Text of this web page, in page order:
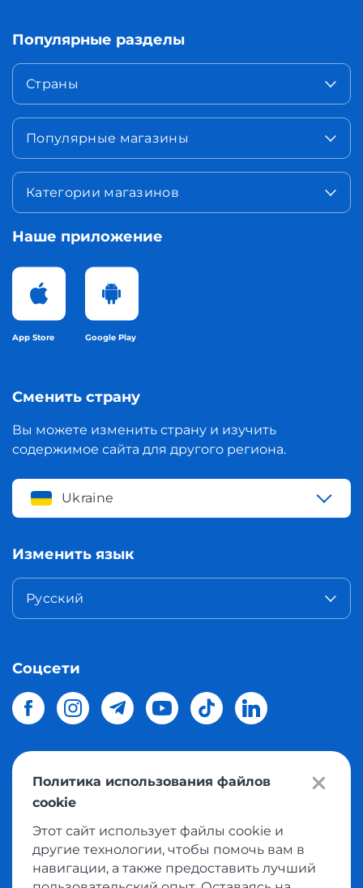
Популярные разделы
Страны
Популярные магазины
Категории магазинов
Наше приложение
App Store Google Play
Сменить страну
Вы можете изменить страну и изучить
содержимое сайта для другого региона.
Ukraine
Изменить язык
Русский
Соцсети
© 2026 Meest Shoppingдоставка покупок с интернет
магазинов мира в Украину.
Политика конфиденциальности
Публичная оферта
Политика использования файлов
cookie
Этот сайт использует файлы cookie и
другие технологии, чтобы помочь вам в
навигации, а также предоставить лучший